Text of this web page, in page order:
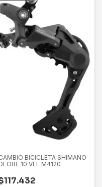
BICICLETA SHIMANO
10 VEL M4120